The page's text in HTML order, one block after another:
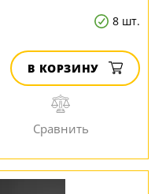
8 шт.
В КОРЗИНУ